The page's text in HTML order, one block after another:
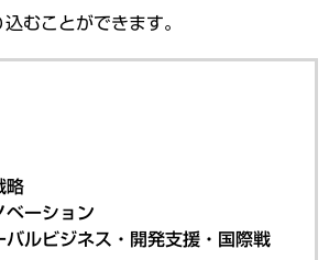
むことができます。
略
ベーション
バルビジネス・開発支援・国際戦